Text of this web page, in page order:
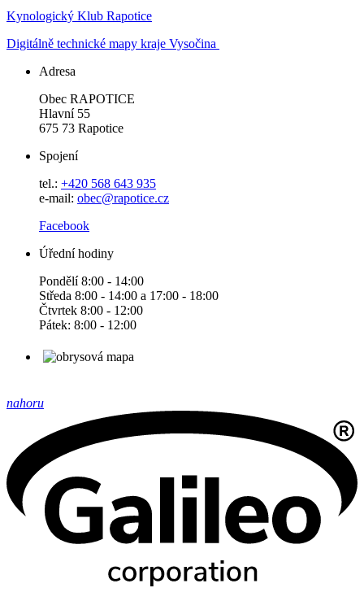
Kynologický Klub Rapotice
Digitálně technické mapy kraje Vysočina
Adresa
Obec RAPOTICE
Hlavní 55
675 73 Rapotice
Spojení
tel.: +420 568 643 935
e-mail: obec@rapotice.cz
Facebook
Úřední hodiny
Pondělí 8:00 - 14:00
Středa 8:00 - 14:00 a 17:00 - 18:00
Čtvrtek 8:00 - 12:00
Pátek: 8:00 - 12:00
nahoru